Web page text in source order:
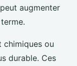
augmenter
chimiques ou
durable. Ces